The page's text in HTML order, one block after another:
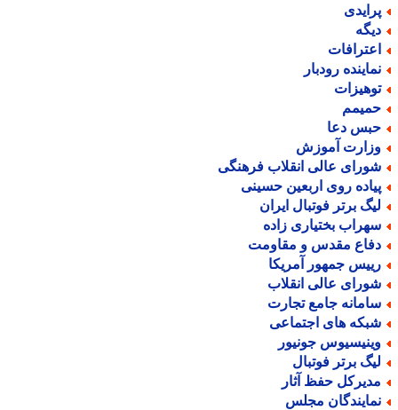
رودبار
دعا
آموزش
عالی انقلاب فرهنگی
روی اربعین حسینی
برتر فوتبال ایران
بختیاری زاده
مقدس و مقاومت
جمهور آمریکا
عالی انقلاب
جامع تجارت
های اجتماعی
جونیور
برتر فوتبال
حفظ آثار
مجلس